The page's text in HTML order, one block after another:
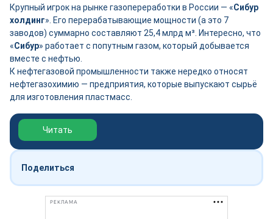
Крупный игрок на рынке газопереработки в России — «Сибур
холдинг». Его перерабатывающие мощности (а это 7
заводов) суммарно составляют 25,4 млрд м³. Интересно, что
«Сибур» работает с попутным газом, который добывается
вместе с нефтью.
К нефтегазовой промышленности также нередко относят
нефтегазохимию — предприятия, которые выпускают сырьё
для изготовления пластмасс.
Обзор выставки Нефтегаз-2026
Читать
Поделиться
РЕКЛАМА